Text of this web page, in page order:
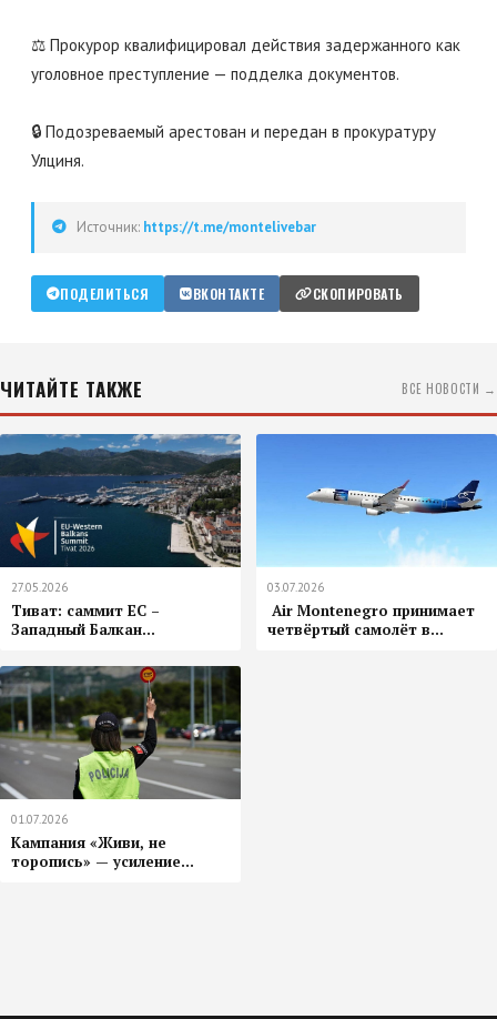
⚖️ Прокурор квалифицировал действия задержанного как
уголовное преступление — подделка документов.
🔒 Подозреваемый арестован и передан в прокуратуру
Улциня.
Источник: https://t.me/montelivebar
ПОДЕЛИТЬСЯ ВКОНТАКТЕ СКОПИРОВАТЬ
ЧИТАЙТЕ ТАКЖЕ ВСЕ НОВОСТИ →
27.05.2026
Тиват: саммит ЕС –
Западный Балкан...
03.07.2026
️ Air Montenegro принимает
четвёртый самолёт в...
01.07.2026
Кампания «Живи, не
торопись» — усиление...